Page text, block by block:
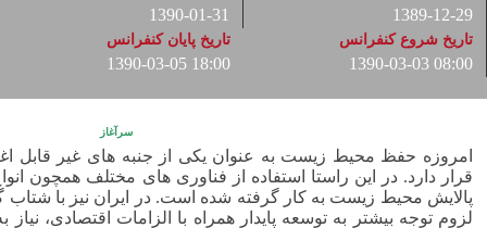
1389-12-29
1390-01-31
تاریخ شروع کنفرانس
1390-03-03 08:00
تاریخ پایان کنفرانس
1390-03-05 18:00
سرآغاز
امروزه حفظ محیط زیست به عنوان یکی از جنبه های غیر قابل
قرار دارد. در این راستا استفاده از فناوری های مختلف همچون
پالایش محیط زیست به کار گرفته شده است. در ایران نیز با
لزوم توجه بیشتر به توسعه پایدار همراه با الزامات اقتصادی،